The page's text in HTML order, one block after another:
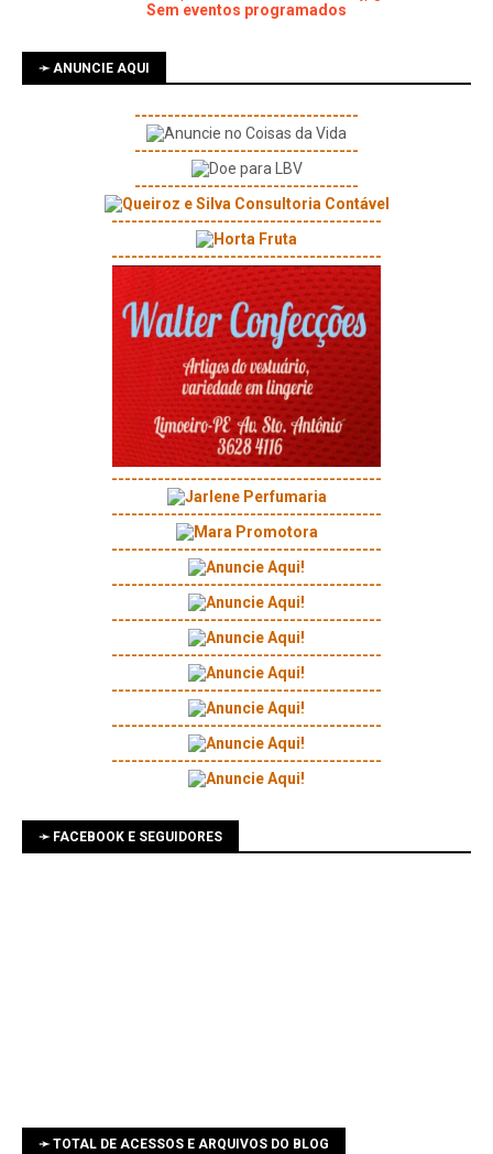
Sem eventos programados
➛ ANUNCIE AQUI
----------------------------------
----------------------------------
----------------------------------
-----------------------------------------
-----------------------------------------
-----------------------------------------
-----------------------------------------
-----------------------------------------
-----------------------------------------
-----------------------------------------
-----------------------------------------
-----------------------------------------
-----------------------------------------
-----------------------------------------
➛ FACEBOOK E SEGUIDORES
➛ TOTAL DE ACESSOS E ARQUIVOS DO BLOG